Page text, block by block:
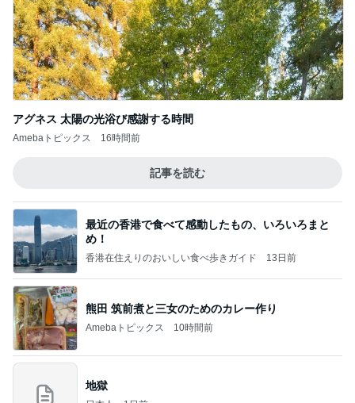
アグネス 太陽の光浴び感謝する時間
Amebaトピックス 16時間前
記事を読む
最近の香港で食べて感動したもの、いろいろまと
め！
香港在住えりのおいしい食べ歩きガイド 13日前
熊田 筑前煮と三女のためのカレー作り
Amebaトピックス 10時間前
地獄